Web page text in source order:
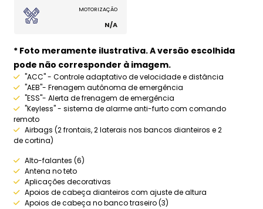
MOTORIZAÇÃO
N/A
* Foto meramente ilustrativa. A versão escolhida
pode não corresponder à imagem.
"ACC" - Controle adaptativo de velocidade e distância
"AEB"- Frenagem autônoma de emergência
"ESS"- Alerta de frenagem de emergência
"Keyless" - sistema de alarme anti-furto com comando
remoto
Airbags (2 frontais, 2 laterais nos bancos dianteiros e 2
de cortina)
Alto-falantes (6)
Antena no teto
Aplicações decorativas
Apoios de cabeça dianteiros com ajuste de altura
Apoios de cabeça no banco traseiro (3)